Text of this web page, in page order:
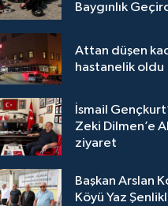
Baygınlık
Attan düşen
hastanelik oldu
İsmail
Zeki Dilmen’e
ziyaret
Başkan Arslan
Köyü Yaz